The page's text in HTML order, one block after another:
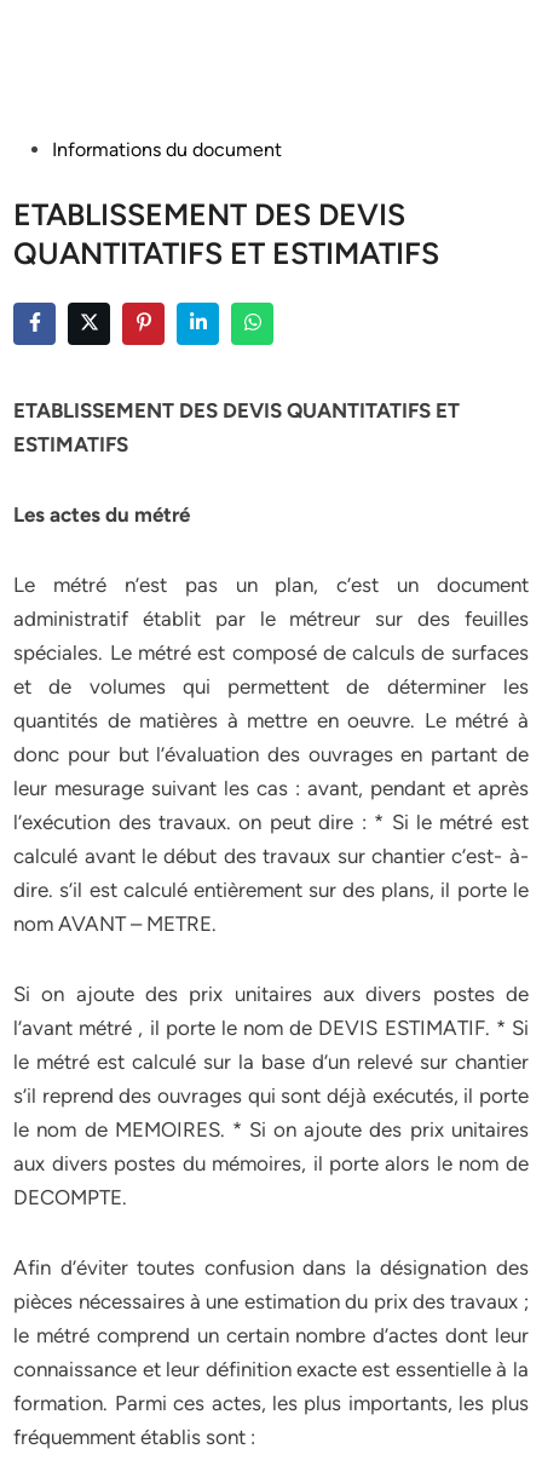
PostedInformations du document
ETABLISSEMENT DES DEVIS
QUANTITATIFS ET ESTIMATIFS
ETABLISSEMENT DES DEVIS QUANTITATIFS ET
ESTIMATIFS
Les actes du métré
Le métré n’est pas un plan, c’est un document
administratif établit par le métreur sur des feuilles
spéciales. Le métré est composé de calculs de surfaces
et de volumes qui permettent de déterminer les
quantités de matières à mettre en oeuvre. Le métré à
donc pour but l’évaluation des ouvrages en partant de
leur mesurage suivant les cas : avant, pendant et après
l’exécution des travaux. on peut dire : * Si le métré est
calculé avant le début des travaux sur chantier c’est- à-
dire. s’il est calculé entièrement sur des plans, il porte le
nom AVANT – METRE.
Si on ajoute des prix unitaires aux divers postes de
l’avant métré , il porte le nom de DEVIS ESTIMATIF. * Si
le métré est calculé sur la base d’un relevé sur chantier
s’il reprend des ouvrages qui sont déjà exécutés, il porte
le nom de MEMOIRES. * Si on ajoute des prix unitaires
aux divers postes du mémoires, il porte alors le nom de
DECOMPTE.
Afin d’éviter toutes confusion dans la désignation des
pièces nécessaires à une estimation du prix des travaux ;
le métré comprend un certain nombre d’actes dont leur
connaissance et leur définition exacte est essentielle à la
formation. Parmi ces actes, les plus importants, les plus
fréquemment établis sont :